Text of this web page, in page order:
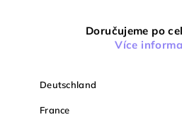
Doručujeme po
Více
Deutschland
France